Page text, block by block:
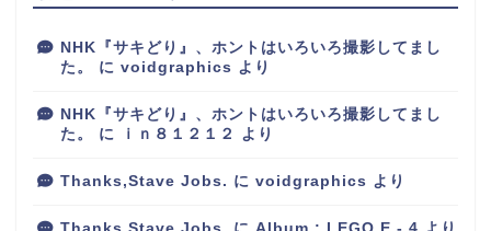
NHK『サキどり』、ホントはいろいろ撮影してまし
た。
に voidgraphics より
NHK『サキどり』、ホントはいろいろ撮影してまし
た。
に ｉｎ８１２１２ より
Thanks,Stave Jobs. に voidgraphics より